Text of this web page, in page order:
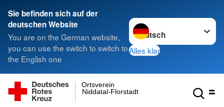
Sie befinden sich auf der
deutschen Website
You are on the German website,
you can use the switch to switch to
the English one
Sprache wechseln zu
Alles klar
Niddatal-Florstadt
Ortsverein